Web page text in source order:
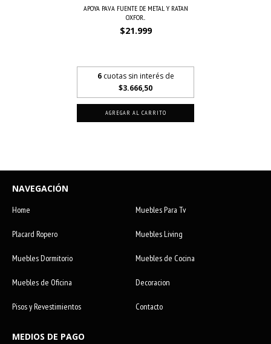
APOYA PAVA FUENTE DE METAL Y RATAN
OXFOR...
$21.999
6 cuotas sin interés de
$3.666,50
NAVEGACIÓN
Home Muebles Para Tv
Placard Ropero Muebles Living
Muebles Dormitorio Muebles de Cocina
Muebles de Oficina Decoracion
Pisos y Revestimientos Contacto
MEDIOS DE PAGO